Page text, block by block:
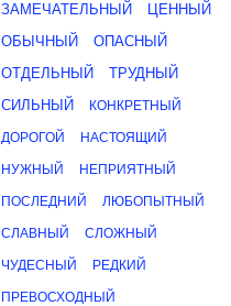
ЗАМЕЧАТЕЛЬНЫЙ
ЦЕННЫЙ
ОБЫЧНЫЙ
ОПАСНЫЙ
ОТДЕЛЬНЫЙ
ТРУДНЫЙ
СИЛЬНЫЙ
КОНКРЕТНЫЙ
ДОРОГОЙ НАСТОЯЩИЙ
НУЖНЫЙ НЕПРИЯТНЫЙ
ПОСЛЕДНИЙ ЛЮБОПЫТНЫЙ
СЛАВНЫЙ СЛОЖНЫЙ
ЧУДЕСНЫЙ РЕДКИЙ
ПРЕВОСХОДНЫЙ